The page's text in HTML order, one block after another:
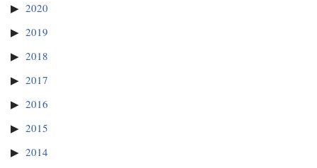
2020
2019
2018
2017
2016
2015
2014